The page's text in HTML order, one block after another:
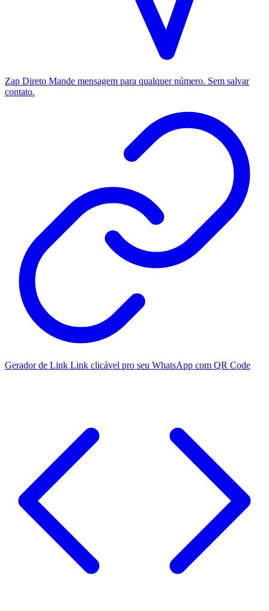
Zap Direto Mande mensagem para qualquer número. Sem salvar
contato.
Gerador de Link Link clicável pro seu WhatsApp com QR Code